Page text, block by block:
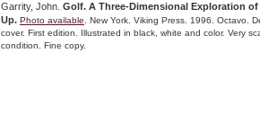
Garrity, John. Golf. A Three-Dimensional Exploration of
Up. Photo available . New York. Viking Press. 1996. Octavo.
cover. First edition. Illustrated in black, white and color. Very
condition. Fine copy.